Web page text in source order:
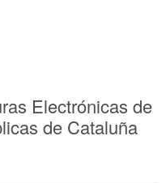
Electrónicas de
de Cataluña